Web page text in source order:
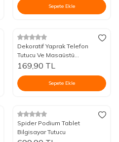
Sepete Ekle
Dekoratif Yaprak Telefon
Tutucu Ve Masaüstü
Düzenleyici
169,90 TL
Sepete Ekle
Spider Podium Tablet
Bilgisayar Tutucu